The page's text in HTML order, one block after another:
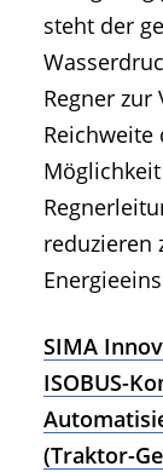
steht der
Regner zur
reduzieren
SIMA
ISOBUS-
(Traktor-